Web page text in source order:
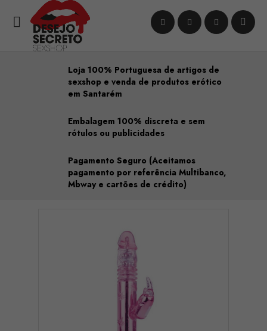

Loja 100% Portuguesa de artigos de
sexshop e venda de produtos erótico
em Santarém
Embalagem 100% discreta e sem
rótulos ou publicidades
Pagamento Seguro (Aceitamos
pagamento por referência Multibanco,
Mbway e cartões de crédito)